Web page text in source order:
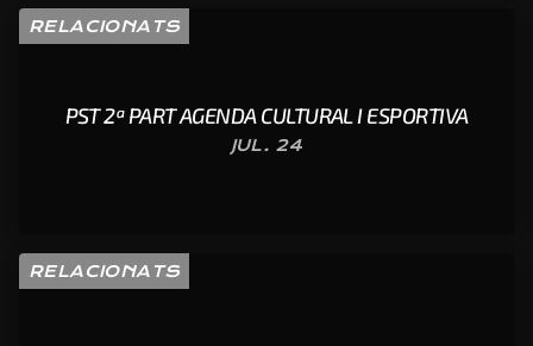
RELACIONATS
PST 2ª PART AGENDA CULTURAL I ESPORTIVA
JUL. 24
RELACIONATS